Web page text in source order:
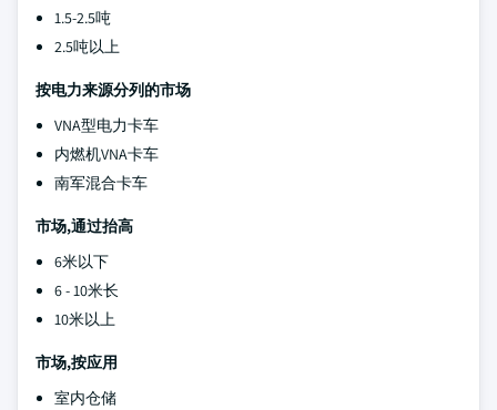
1.5-2.5吨
2.5吨以上
按电力来源分列的市场
VNA型电力卡车
内燃机VNA卡车
南军混合卡车
市场,通过抬高
6米以下
6 - 10米长
10米以上
市场,按应用
室内仓储